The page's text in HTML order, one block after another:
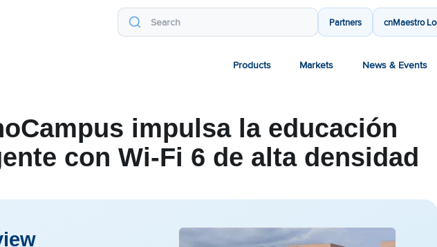
Partners cnMaestro
Products Markets News & Events
impulsa la educación
con Wi-Fi 6 de alta densidad